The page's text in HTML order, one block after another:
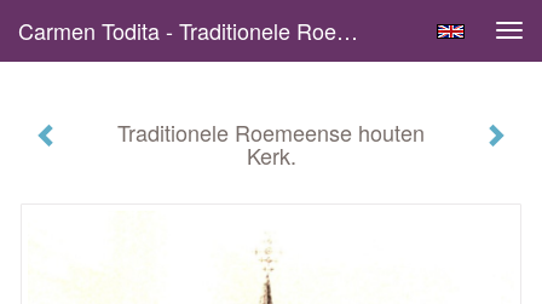
Carmen Todita - Traditionele Roemeense Houten Kerk.
Traditionele Roemeense houten
Kerk.